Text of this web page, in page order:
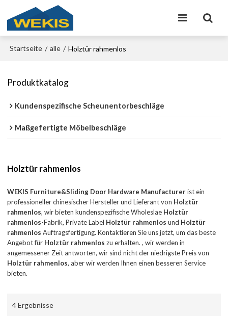
Startseite / alle / Holztür rahmenlos
Produktkatalog
Kundenspezifische Scheunentorbeschläge
Maßgefertigte Möbelbeschläge
Holztür rahmenlos
WEKIS Furniture&Sliding Door Hardware Manufacturerist ein
professioneller chinesischer Hersteller und Lieferant von Holztür
rahmenlos, wir bieten kundenspezifische Wholeslae Holztür
rahmenlos-Fabrik, Private Label Holztür rahmenlos und Holztür
rahmenlos Auftragsfertigung. Kontaktieren Sie uns jetzt, um das beste
Angebot für Holztür rahmenlos zu erhalten. , wir werden in
angemessener Zeit antworten, wir sind nicht der niedrigste Preis von
Holztür rahmenlos, aber wir werden Ihnen einen besseren Service
bieten.
4 Ergebnisse